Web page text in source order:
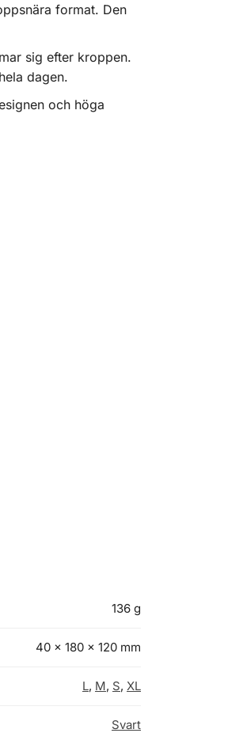
format. Den
sig efter kroppen.
dagen.
och höga
136 g
40 × 180 × 120 mm
L, M, S, XL
Svart